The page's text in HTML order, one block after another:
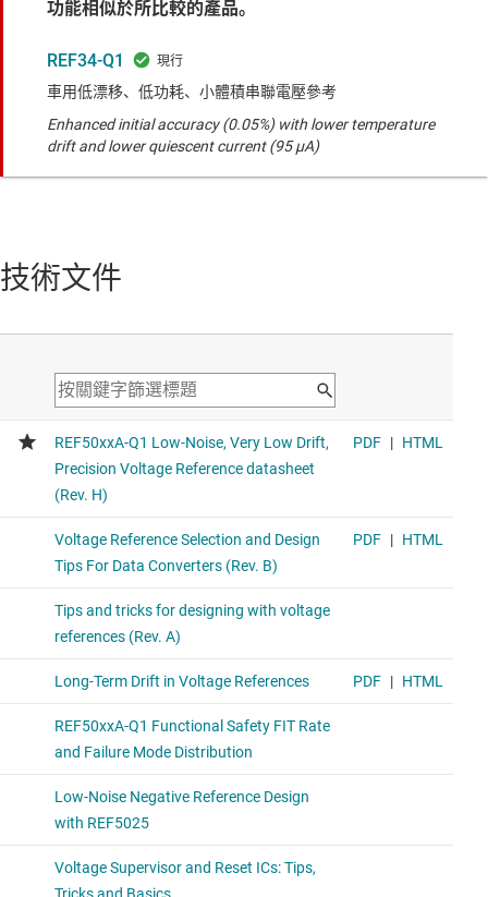
功能相似於所比較的產品。
REF34-Q1
車用低漂移、低功耗、小體積串聯電壓參考
Enhanced initial accuracy (0.05%) with lower temperature
drift and lower quiescent current (95 µA)
技術文件